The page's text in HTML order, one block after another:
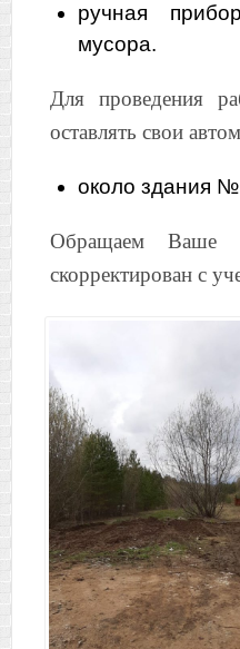
ручная
мусора.
Для проведения
оставлять свои
около здания
Обращаем Ваше
скорректирован с